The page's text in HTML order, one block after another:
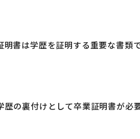
書は学歴を証明する重要な書
の裏付けとして卒業証明書が